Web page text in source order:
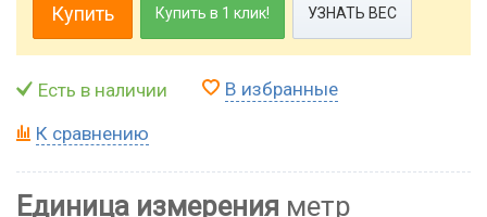
Купить Купить в 1 клик! УЗНАТЬ ВЕС
Есть в наличии В избранные
К сравнению
Единица измерения метр